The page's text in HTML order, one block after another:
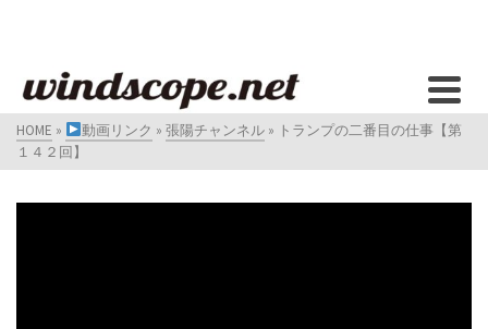
HOME » 動画リンク » 張陽チャンネル » トランプの二番目の仕事【第
１４２回】